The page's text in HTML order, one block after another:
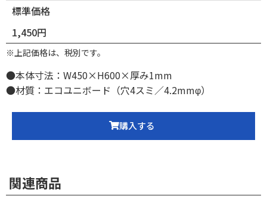
標準価格
1,450円
※上記価格は、税別です。
●本体寸法：W450×H600×厚み1mm
●材質：エコユニボード（穴4スミ／4.2mmφ）
購入する
関連商品